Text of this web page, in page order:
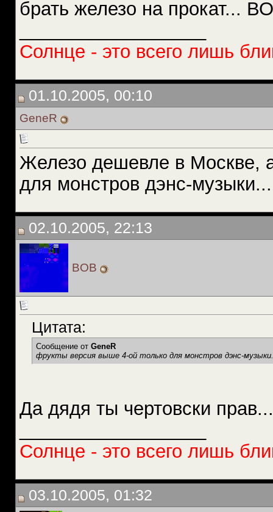
брать железо на прокат...
Солнце - это всего лишь
01.10.2005, 00:10
GeneR
Железо дешевле в Москве,
для монстров дэнс-музыки...
02.10.2005, 22:13
BOB
Цитата:
Сообщение от GeneR
фрукты версия выше 4-ой только для монстров дэнс-
Да дядя ты чертовски
Солнце - это всего лишь
03.10.2005, 01:32